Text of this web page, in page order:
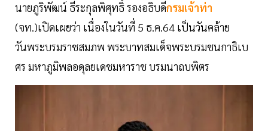
นายภูริพัฒน์ ธีระกุลพิศุทธิ์ รองอธิบดีกรมเจ้าท่า
(จท.)เปิดเผยว่า เนื่องในวันที่ 5 ธ.ค.64 เป็นวันคล้าย
วันพระบรมราชสมภพ พระบาทสมเด็จพระบรมชนกาธิเบ
ศร มหาภูมิพลอดุลยเดชมหาราช บรมนาถบพิตร